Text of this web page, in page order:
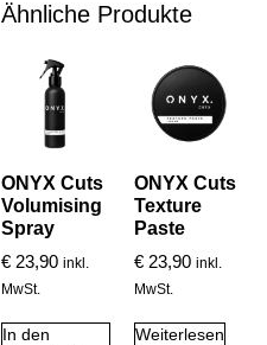
Ähnliche Produkte
ONYX Cuts
Volumising
Spray
€ 23,90 inkl.
MwSt.
In den
ONYX Cuts
Texture
Paste
€ 23,90 inkl.
MwSt.
Weiterlesen